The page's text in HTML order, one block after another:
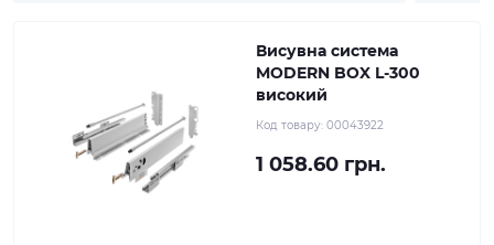
Висувна система
MODERN BOX L-300
високий
Код товару: 00043922
1 058.60 грн.